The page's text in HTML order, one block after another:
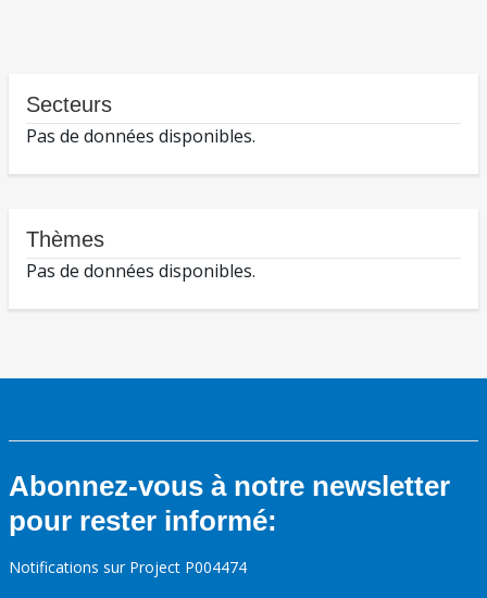
Secteurs
Pas de données disponibles.
Thèmes
Pas de données disponibles.
Abonnez-vous à notre newsletter
pour rester informé:
Notifications sur Project P004474